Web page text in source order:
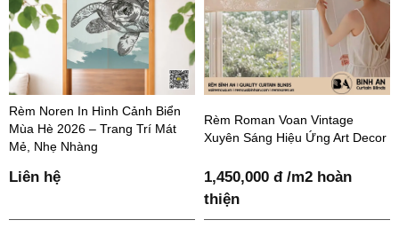
Rèm Noren In Hình Cảnh Biển
Mùa Hè 2026 – Trang Trí Mát
Mẻ, Nhẹ Nhàng
Liên hệ
Rèm Roman Voan Vintage
Xuyên Sáng Hiệu Ứng Art Decor
1,450,000 đ /m2 hoàn
thiện